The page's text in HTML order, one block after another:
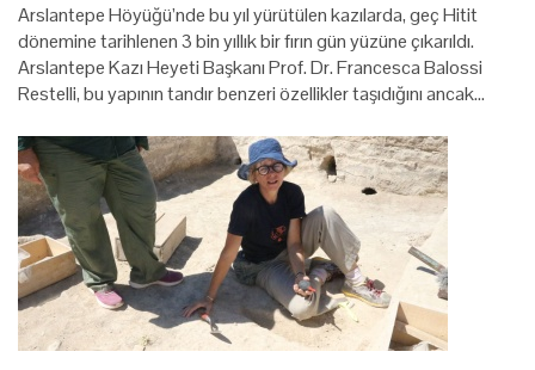
Arslantepe Höyüğü’nde bu yıl yürütülen kazılarda, geç Hitit
dönemine tarihlenen 3 bin yıllık bir fırın gün yüzüne çıkarıldı.
Arslantepe Kazı Heyeti Başkanı Prof. Dr. Francesca Balossi
Restelli, bu yapının tandır benzeri özellikler taşıdığını ancak…